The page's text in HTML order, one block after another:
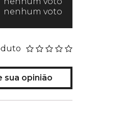
nenhum voto
sua opinião